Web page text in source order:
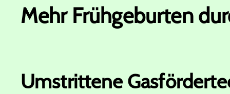
Mehr Frühgeburten
Umstrittene